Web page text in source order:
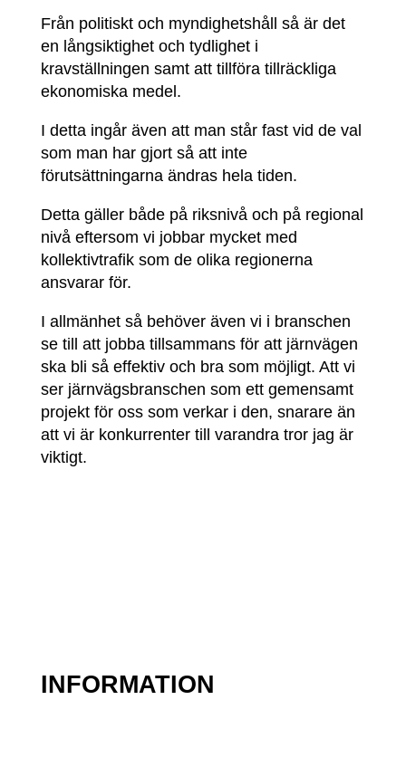
Från politiskt och myndighetshåll så är det
en långsiktighet och tydlighet i
kravställningen samt att tillföra tillräckliga
ekonomiska medel.
I detta ingår även att man står fast vid de val
som man har gjort så att inte
förutsättningarna ändras hela tiden.
Detta gäller både på riksnivå och på regional
nivå eftersom vi jobbar mycket med
kollektivtrafik som de olika regionerna
ansvarar för.
I allmänhet så behöver även vi i branschen
se till att jobba tillsammans för att järnvägen
ska bli så effektiv och bra som möjligt. Att vi
ser järnvägsbranschen som ett gemensamt
projekt för oss som verkar i den, snarare än
att vi är konkurrenter till varandra tror jag är
viktigt.
INFORMATION